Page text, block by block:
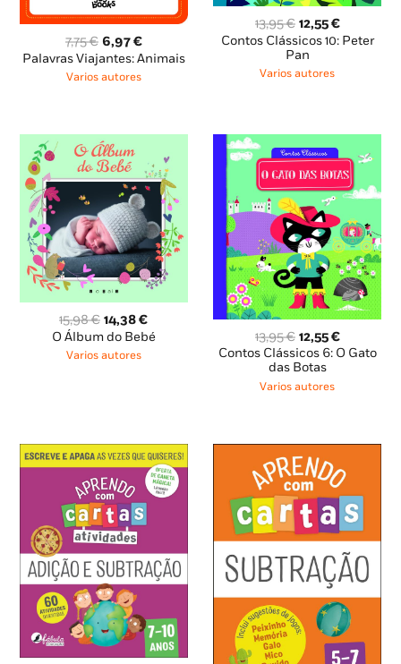
7,75€ O
preço
original
6,97€O
preço
atual
Palavras Viajantes: Animais
Varios autores
13,95€ O
preço
original
era:
12,55€O
preço
Contos Clássicos 10: Peter
Pan
Varios autores
15,98€ O
preço
original
14,38€O
preço
O Álbum do Bebé
Varios autores
13,95€ O
preço
original
era:
12,55€O
preço
Contos Clássicos 6: O Gato
das Botas
Varios autores